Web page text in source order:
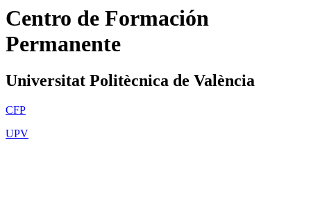
Centro de Formación
Permanente
Universitat Politècnica de València
CFP
UPV